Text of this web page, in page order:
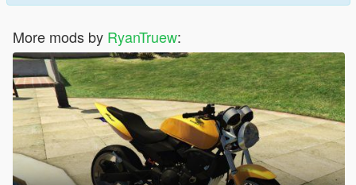
More mods by RyanTruew: